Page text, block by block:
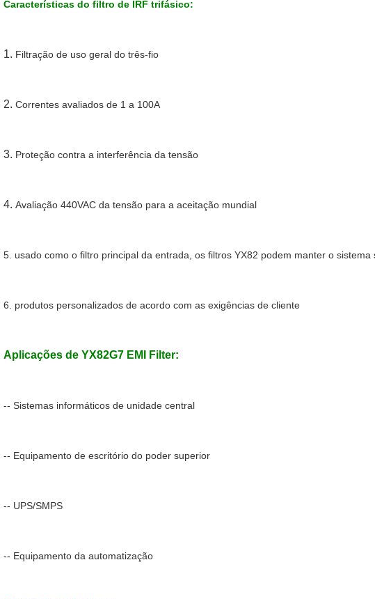
Características do filtro de IRF trifásico:
1. Filtração de uso geral do três-fio
2. Correntes avaliados de 1 a 100A
3. Proteção contra a interferência da tensão
4. Avaliação 440VAC da tensão para a aceitação mundial
5. usado como o filtro principal da entrada, os filtros YX82 podem manter o
6. produtos personalizados de acordo com as exigências de cliente
Aplicações de YX82G7 EMI Filter:
-- Sistemas informáticos de unidade central
-- Equipamento de escritório do poder superior
-- UPS/SMPS
-- Equipamento da automatização